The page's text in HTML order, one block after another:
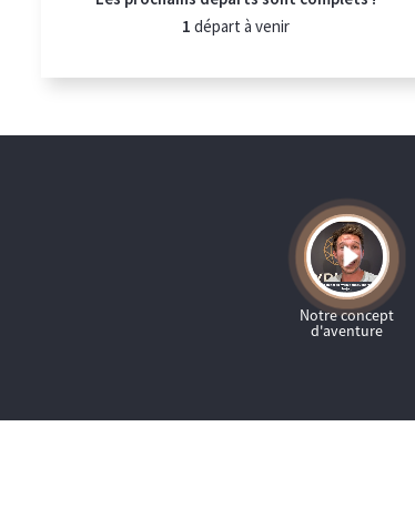
1 départ à venir